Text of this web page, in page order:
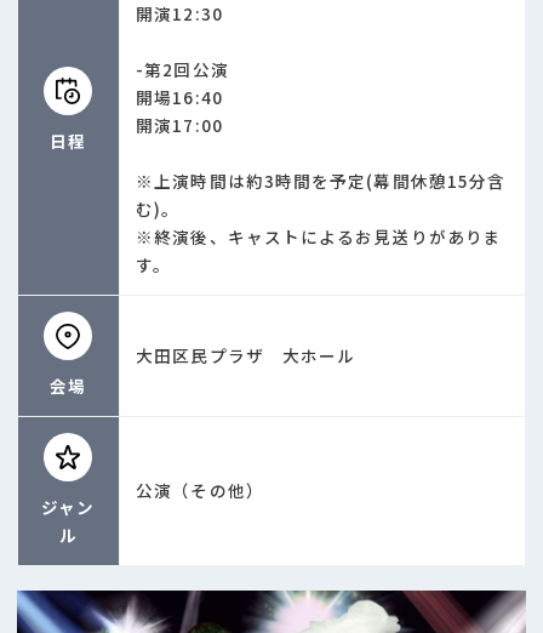
日程
開演12:30
-第2回公演
開場16:40
開演17:00
※上演時間は約3時間を予定(幕間休憩15分含
む)。
※終演後、キャストによるお見送りがありま
す。
会場
大田区民プラザ 大ホール
ジャン
ル
公演（その他）